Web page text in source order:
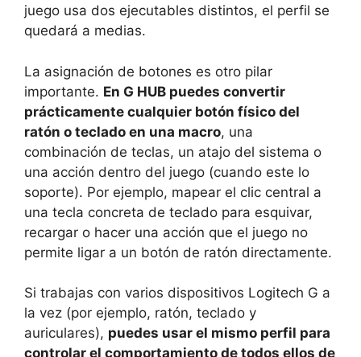
juego usa dos ejecutables distintos, el perfil se
quedará a medias.
La asignación de botones es otro pilar
importante. En G HUB puedes convertir
prácticamente cualquier botón físico del
ratón o teclado en una macro, una
combinación de teclas, un atajo del sistema o
una acción dentro del juego (cuando este lo
soporte). Por ejemplo, mapear el clic central a
una tecla concreta de teclado para esquivar,
recargar o hacer una acción que el juego no
permite ligar a un botón de ratón directamente.
Si trabajas con varios dispositivos Logitech G a
la vez (por ejemplo, ratón, teclado y
auriculares), puedes usar el mismo perfil para
controlar el comportamiento de todos ellos de